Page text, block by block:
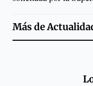
Más de